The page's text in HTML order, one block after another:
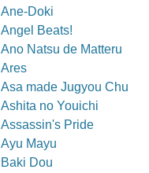
Ane-Doki
Angel Beats!
Ano Natsu de Matteru
Ares
Asa made Jugyou Chu
Ashita no Youichi
Assassin's Pride
Ayu Mayu
Baki Dou